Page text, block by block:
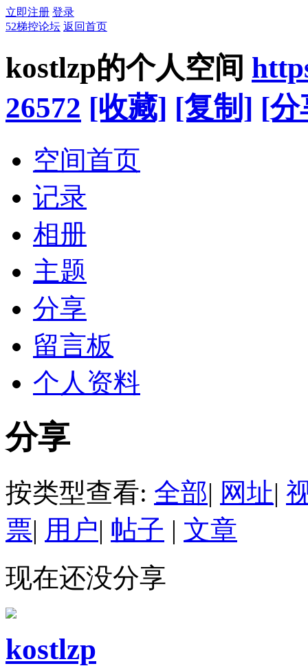
立即注册 登录
52梯控论坛 返回首页
kostlzp的个人空间
26572 [收藏] [复制] [分
空间首页
记录
相册
主题
分享
留言板
个人资料
分享
按类型查看: 全部| 网址|
票| 用户| 帖子 | 文章
现在还没分享
kostlzp